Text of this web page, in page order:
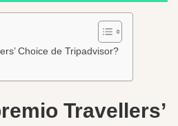
Choice de Tripadvisor?
Travellers’